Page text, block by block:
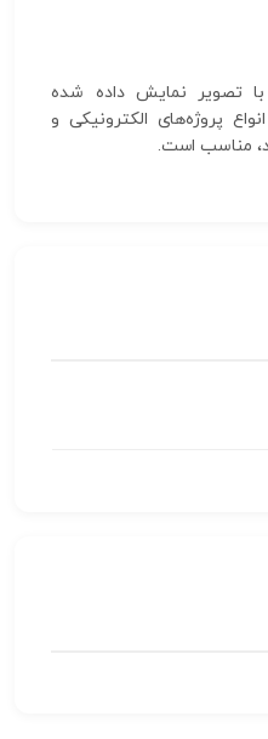
تصویر نمایش داده شده
پروژه‌های الکترونیکی و
مناسب است.